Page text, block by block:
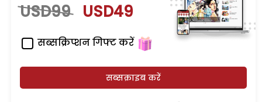
USD99 USD49
सब्सक्रिप्शन गिफ्ट करें
सब्सक्राइब करें